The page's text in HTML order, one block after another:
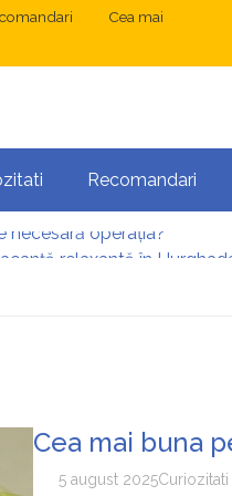
Cea mai
Recomandari
relaxantă în
Cea mai buna
5 august 2025Curiozitati